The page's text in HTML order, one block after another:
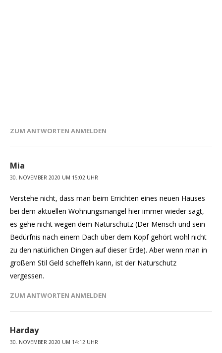
ZUM ANTWORTEN ANMELDEN
Mia
30. NOVEMBER 2020 UM 15:02 UHR
Verstehe nicht, dass man beim Errichten eines neuen Hauses
bei dem aktuellen Wohnungsmangel hier immer wieder sagt,
es gehe nicht wegen dem Naturschutz (Der Mensch und sein
Bedürfnis nach einem Dach über dem Kopf gehört wohl nicht
zu den natürlichen Dingen auf dieser Erde). Aber wenn man in
großem Stil Geld scheffeln kann, ist der Naturschutz
vergessen.
ZUM ANTWORTEN ANMELDEN
Harday
30. NOVEMBER 2020 UM 14:12 UHR